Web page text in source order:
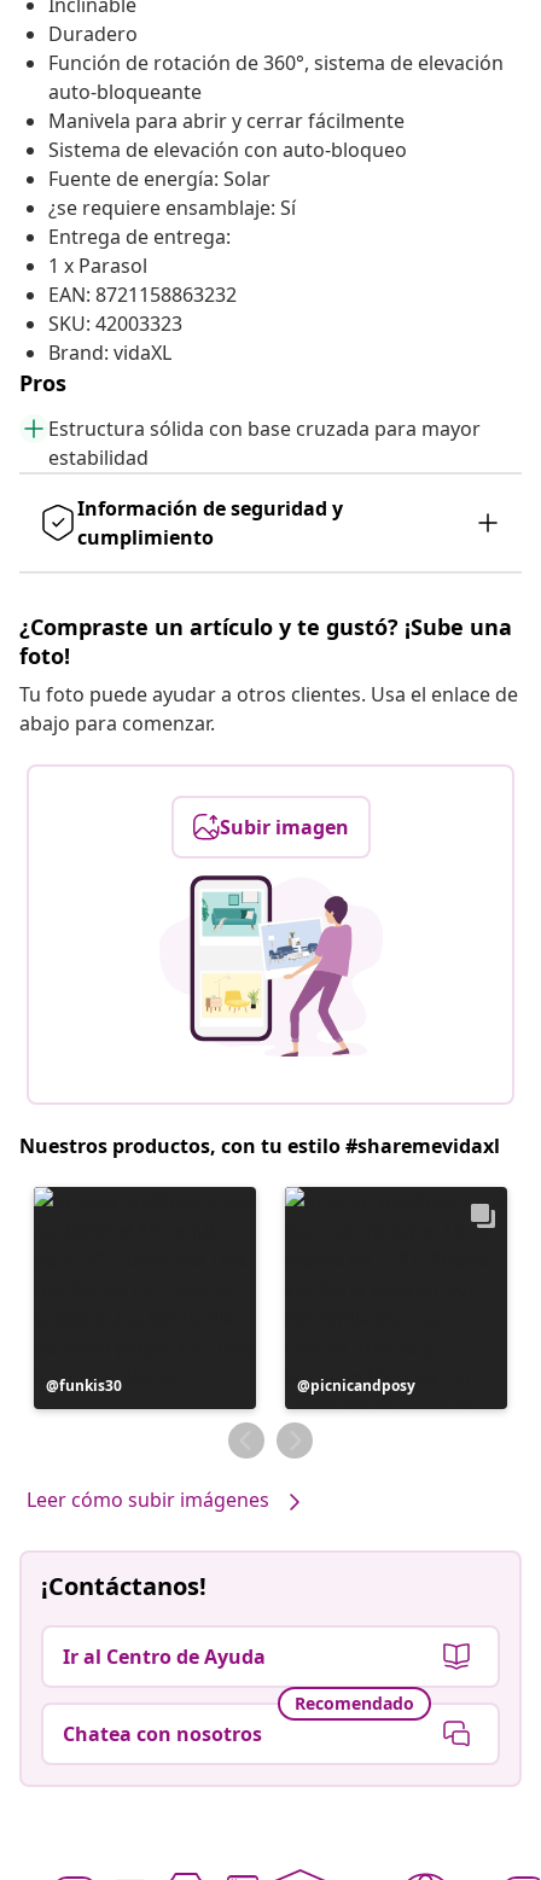
Duradero
Función de rotación de 360°, sistema de elevación
auto-bloqueante
Manivela para abrir y cerrar fácilmente
Sistema de elevación con auto-bloqueo
Fuente de energía: Solar
¿se requiere ensamblaje: Sí
Entrega de entrega:
1 x Parasol
EAN: 8721158863232
SKU: 42003323
Brand: vidaXL
Pros
Estructura sólida con base cruzada para mayor
estabilidad
Información de seguridad y
cumplimiento
¿Compraste un artículo y te gustó? ¡Sube una
foto!
Tu foto puede ayudar a otros clientes. Usa el enlace de
abajo para comenzar.
Subir imagen
Nuestros productos, con tu estilo #sharemevidaxl
Publicación
realizada
funkis30
Publicación
realizada
por
picnicandposy
Leer cómo subir imágenes
¡Contáctanos!
Ir al Centro de Ayuda
Recomendado
Chatea con nosotros